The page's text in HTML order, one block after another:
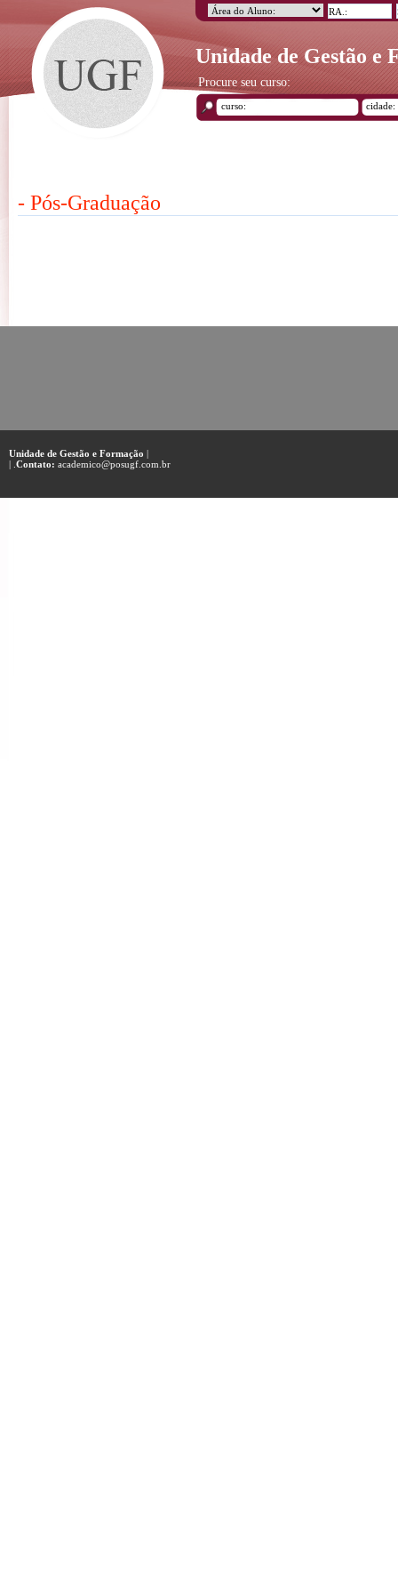
Unidade de Gestão e
Procure seu curso:
- Pós-Graduação
Unidade de Gestão e Formação |
| . Contato: academico@posugf.com.br